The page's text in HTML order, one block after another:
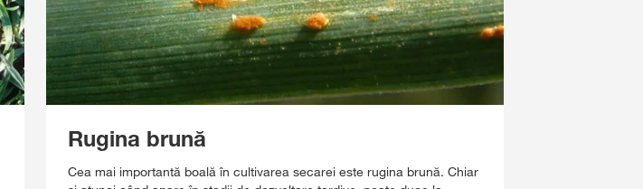
Rugina brună
Cea mai importantă boală în cultivarea secarei este rugina brună. Chiar